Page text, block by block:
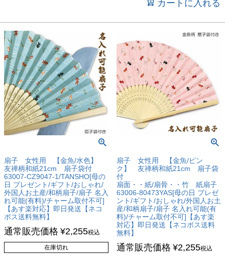
カートに入れる
扇子 女性用 【金魚/水色】
友禅柄和紙21cm 扇子袋付
63007-CZ9047-1/TANSHO[母の
日 プレゼント/ギフト/おしゃれ/
外国人お土産/和柄扇子/扇子 名入
れ可能(有料)/チャーム取付不可]
【あす楽対応】即日発送【ネコ
ポス送料無料】
通常販売価格 ¥2,255税込
在庫切れ
扇子 女性用 【金魚/ピン
ク】 友禅柄和紙21cm 扇子袋
付
扇面・・紙/扇骨・・竹 紙扇子
63006-80473YAS[母の日 プレゼ
ント/ギフト/おしゃれ/外国人お土
産/和柄扇子/扇子 名入れ可能(有
料)/チャーム取付不可]【あす楽
対応】即日発送【ネコポス送料
無料】
通常販売価格 ¥2,255税込